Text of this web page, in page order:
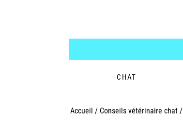
CHAT
Accueil / Conseils vétérinaire chat/